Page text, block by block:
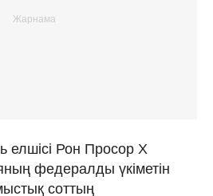
елшісі Рон Просор X
федералды үкіметін
соттың